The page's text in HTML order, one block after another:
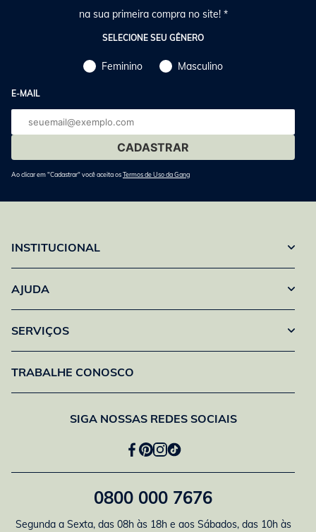
na sua primeira compra no site! *
SELECIONE SEU GÊNERO
Feminino Masculino
E-MAIL
E-
mail
Ao clicar em "Cadastrar" você aceita osTermos de Uso da Gang
INSTITUCIONAL
AJUDA
SERVIÇOS
TRABALHE CONOSCO
SIGA NOSSAS REDES SOCIAIS
0800 000 7676
Segunda a Sexta, das 08h às 18h e aos Sábados, das 10h às